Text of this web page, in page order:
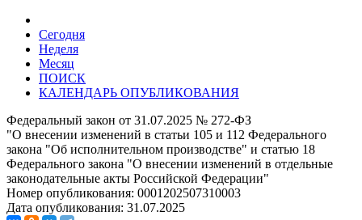
Сегодня
Неделя
Месяц
ПОИСК
КАЛЕНДАРЬ ОПУБЛИКОВАНИЯ
Федеральный закон от 31.07.2025 № 272-ФЗ
"О внесении изменений в статьи 105 и 112 Федерального
закона "Об исполнительном производстве" и статью 18
Федерального закона "О внесении изменений в отдельные
законодательные акты Российской Федерации"
Номер опубликования: 0001202507310003
Дата опубликования: 31.07.2025